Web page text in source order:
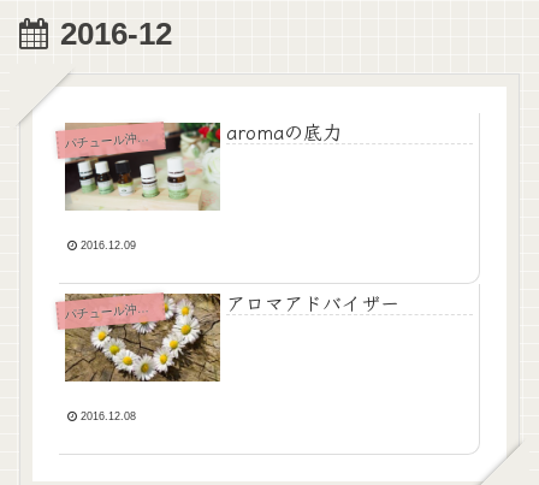
2016-12
パチュール沖縄News aromaの底力
2016.12.09
パチュール沖縄News アロマアドバイザー
2016.12.08